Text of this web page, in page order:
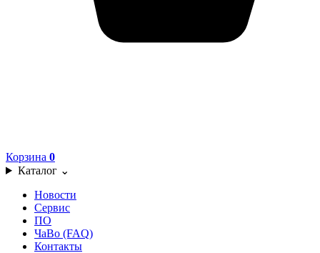
Корзина 0
Каталог ⌄
Новости
Сервис
ПО
ЧаВо (FAQ)
Контакты